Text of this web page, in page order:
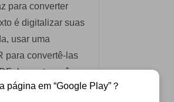
para converter
é digitalizar suas
usar uma
para convertê-las
você
PDF a partir de
página em “Google Play”？